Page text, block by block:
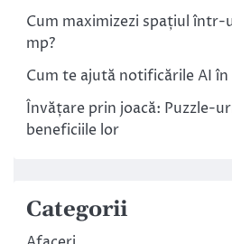
Cum maximizezi spațiul într-
mp?
Cum te ajută notificările AI
Învățare prin joacă: Puzzle-
beneficiile lor
Categorii